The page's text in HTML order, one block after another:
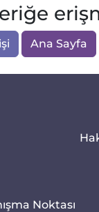
Ana Sayfa
Noktası